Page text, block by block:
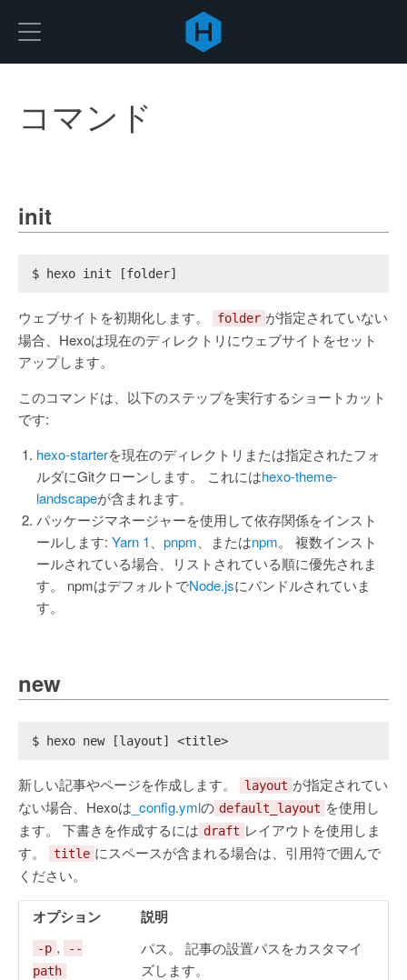
コマンド
init
$ hexo init [folder]
ウェブサイトを初期化します。 folder が指定されていない
場合、Hexoは現在のディレクトリにウェブサイトをセット
アップします。
このコマンドは、以下のステップを実行するショートカット
です:
hexo-starterを現在のディレクトリまたは指定されたフォ
ルダにGitクローンします。 これにはhexo-theme-
landscapeが含まれます。
パッケージマネージャーを使用して依存関係をインスト
ールします: Yarn 1 pnpm 、またはnpm。 複数インスト
ールされている場合、リストされている順に優先されま
す。 npmはデフォルトでNode.jsにバンドルされていま
す。
new
$ hexo new [layout] <title>
新しい記事やページを作成します。 layout が指定されてい
ない場合、Hexoは _config.ymlの default_layout を使用し
ます。 下書きを作成するには draft レイアウトを使用しま
す。
title にスペースが含まれる場合は、引用符で囲んで
ください。
オプション 説明
-p ,
--
path
パス。 記事の設置パスをカスタマイ
ズします。